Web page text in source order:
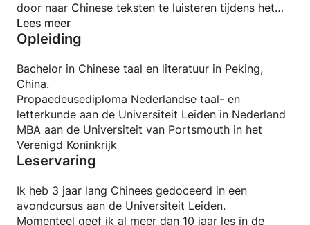
door naar Chinese teksten te luisteren tijdens het
autorijden of door in je vrije tijd naar Chinese series
te kijken. Ik leg de nadruk meer op praktische
leren betekent durven praten, blijven luisteren, lezen
en onthouden. Dagelijkse oefening is erg belangrijk
voor beginners. Totdat je een bepaald niveau
bereikt, krijg je steeds meer gevoel voor Mandarijn
en wordt het steeds makkelijker. Ik heb veel ervaring
met het lesgeven in Mandarijn aan alle niveaus en
leeftijden, dus ik heb er alle vertrouwen in dat ik je
gaat. 😏
Lees meer
Opleiding
Bachelor in Chinese taal en literatuur in Peking,
China.
Propaedeusediploma Nederlandse taal- en
letterkunde aan de Universiteit Leiden in Nederland
MBA aan de Universiteit van Portsmouth in het
Verenigd Koninkrijk
Leservaring
Ik heb 3 jaar lang Chinees gedoceerd in een
avondcursus aan de Universiteit Leiden.
Momenteel geef ik al meer dan 10 jaar les in de